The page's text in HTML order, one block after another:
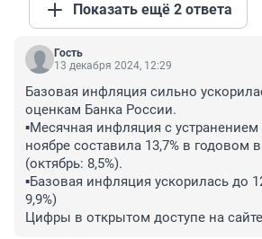
Показать ещё 2 ответа
Гость
13 декабря 2024, 12:29
Базовая инфляция сильно
оценкам Банка России.
▪️Месячная инфляция с устранением
ноябре составила 13,7% в годовом
(октябрь: 8,5%).
▪️Базовая инфляция ускорилась до
9,9%)
Цифры в открытом доступе на